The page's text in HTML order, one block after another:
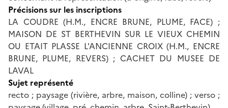
Précisions sur les inscriptions
LA COUDRE (H.M., ENCRE BRUNE, PLUME, FACE) ;
MAISON DE ST BERTHEVIN SUR LE VIEUX CHEMIN
OU ETAIT PLASSE L'ANCIENNE CROIX (H.M., ENCRE
BRUNE, PLUME, REVERS) ; CACHET DU MUSEE DE
LAVAL
Sujet représenté
recto ; paysage (rivière, arbre, maison, colline) ; verso ;